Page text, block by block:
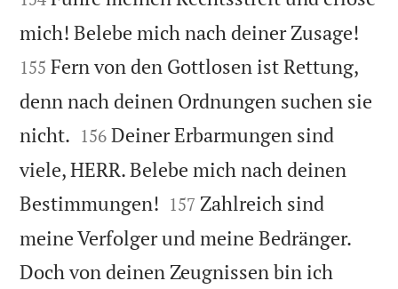
mich! Belebe mich nach deiner Zusage!
155 Fern von den Gottlosen ist Rettung,
denn nach deinen Ordnungen suchen sie
nicht. 

156 Deiner Erbarmungen sind
viele, HERR. Belebe mich nach deinen
Bestimmungen! 

157 Zahlreich sind
meine Verfolger und meine Bedränger.
Doch von deinen Zeugnissen bin ich